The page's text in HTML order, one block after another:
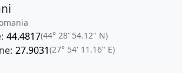
44.4817(44° 28' 54.12" N)
27.9031(27° 54' 11.16" E)